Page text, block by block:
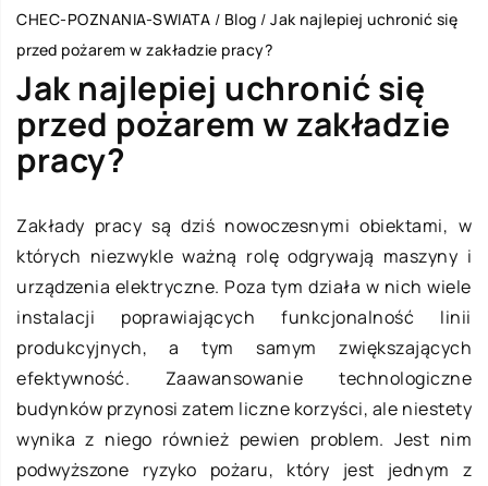
CHEC-POZNANIA-SWIATA / Blog / Jak najlepiej uchronić się
przed pożarem w zakładzie pracy?
Jak najlepiej uchronić się
przed pożarem w zakładzie
pracy?
Zakłady pracy są dziś nowoczesnymi obiektami, w
których niezwykle ważną rolę odgrywają maszyny i
urządzenia elektryczne. Poza tym działa w nich wiele
instalacji poprawiających funkcjonalność linii
produkcyjnych, a tym samym zwiększających
efektywność. Zaawansowanie technologiczne
budynków przynosi zatem liczne korzyści, ale niestety
wynika z niego również pewien problem. Jest nim
podwyższone ryzyko pożaru, który jest jednym z